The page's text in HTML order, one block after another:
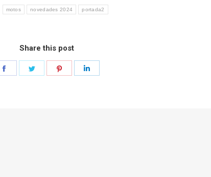
motos novedades 2024 portada2
Share this post
Share